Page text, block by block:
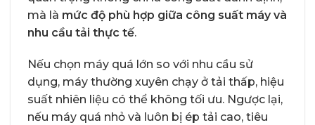
mà là mức độ phù hợp giữa công suất máy và
nhu cầu tải thực tế.
Nếu chọn máy quá lớn so với nhu cầu sử
dụng, máy thường xuyên chạy ở tải thấp, hiệu
suất nhiên liệu có thể không tối ưu. Ngược lại,
nếu máy quá nhỏ và luôn bị ép tải cao, tiêu